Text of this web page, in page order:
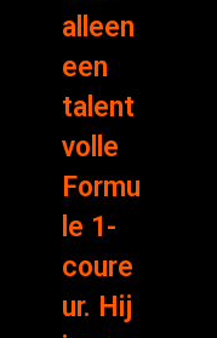
alleen
een
talent
volle
Formu
le 1-
coure
ur. Hij